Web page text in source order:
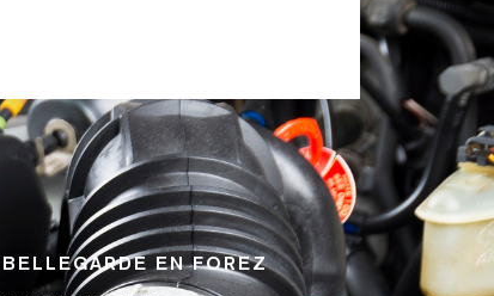
BELLEGARDE EN FOREZ